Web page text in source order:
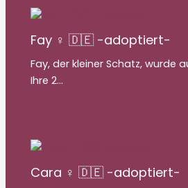
Fay ♀ 🇩🇪 -adoptiert-
Fay, der kleiner Schatz, wurde
Ihre 2…
Cara ♀ 🇩🇪 -adoptiert-